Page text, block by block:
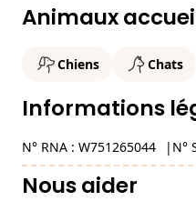
Animaux
Chiens Chats
Informations
N° RNA : W751265044 N°
Nous aider